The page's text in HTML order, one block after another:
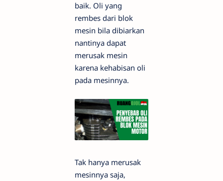
baik. Oli yang
rembes dari blok
mesin bila dibiarkan
nantinya dapat
merusak mesin
karena kehabisan oli
pada mesinnya.
Tak hanya merusak
mesinnya saja,